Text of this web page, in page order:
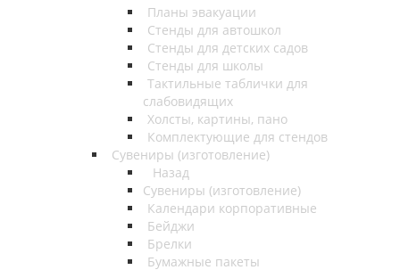
Планы эвакуации
Стенды для автошкол
Стенды для детских садов
Стенды для школы
Тактильные таблички для
слабовидящих
Холсты, картины, пано
Комплектующие для стендов
Сувениры (изготовление)
Назад
Сувениры (изготовление)
Календари корпоративные
Бейджи
Брелки
Бумажные пакеты